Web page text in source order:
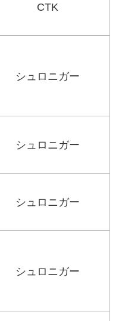
CTK
シュロニガー
シュロニガー
シュロニガー
シュロニガー